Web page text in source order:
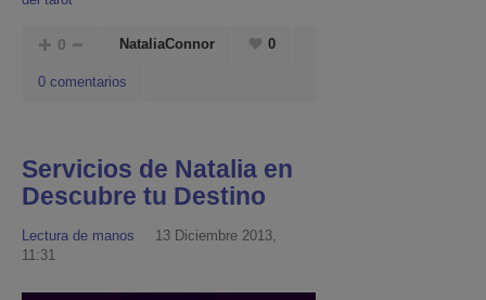
0 NataliaConnor 0
0 comentarios
Servicios de Natalia en
Descubre tu Destino
Lectura de manos
13 Diciembre 2013,
11:31